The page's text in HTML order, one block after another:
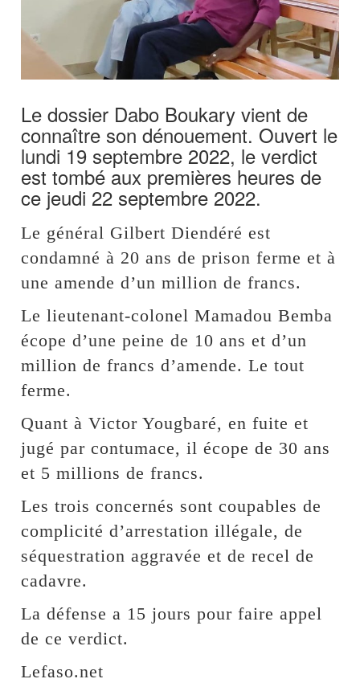
Le dossier Dabo Boukary vient de
connaître son dénouement. Ouvert le
lundi 19 septembre 2022, le verdict
est tombé aux premières heures de
ce jeudi 22 septembre 2022.
Le général Gilbert Diendéré est
condamné à 20 ans de prison ferme et à
une amende d’un million de francs.
Le lieutenant-colonel Mamadou Bemba
écope d’une peine de 10 ans et d’un
million de francs d’amende. Le tout
ferme.
Quant à Victor Yougbaré, en fuite et
jugé par contumace, il écope de 30 ans
et 5 millions de francs.
Les trois concernés sont coupables de
complicité d’arrestation illégale, de
séquestration aggravée et de recel de
cadavre.
La défense a 15 jours pour faire appel
de ce verdict.
Lefaso.net